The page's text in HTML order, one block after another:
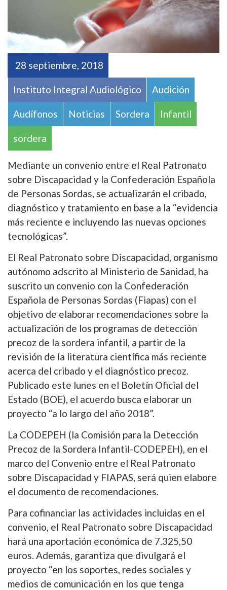
28 septiembre, 2018
Instituto Integral Audiológico Audición
Audífonos Noticias Sordera Infantil
sordera
Mediante un convenio entre el Real Patronato
sobre Discapacidad y la Confederación Española
de Personas Sordas, se actualizarán el cribado,
diagnóstico y tratamiento en base a la “evidencia
más reciente e incluyendo las nuevas opciones
tecnológicas”.
El Real Patronato sobre Discapacidad, organismo
autónomo adscrito al Ministerio de Sanidad, ha
suscrito un convenio con la Confederación
Española de Personas Sordas (Fiapas) con el
objetivo de elaborar recomendaciones sobre la
actualización de los programas de detección
precoz de la sordera infantil, a partir de la
revisión de la literatura científica más reciente
acerca del cribado y el diagnóstico precoz.
Publicado este lunes en el Boletín Oficial del
Estado (BOE), el acuerdo busca elaborar un
proyecto “a lo largo del año 2018”.
La CODEPEH (la Comisión para la Detección
Precoz de la Sordera Infantil-CODEPEH), en el
marco del Convenio entre el Real Patronato
sobre Discapacidad y FIAPAS, será quien elabore
el documento de recomendaciones.
Para cofinanciar las actividades incluidas en el
convenio, el Real Patronato sobre Discapacidad
hará una aportación económica de 7.325,50
euros. Además, garantiza que divulgará el
proyecto “en los soportes, redes sociales y
medios de comunicación en los que tenga